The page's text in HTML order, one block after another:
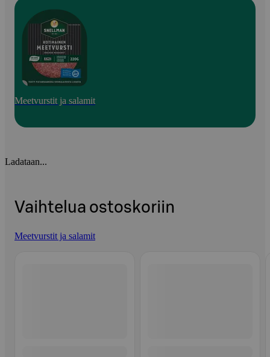
Meetvurstit ja salamit
Ladataan...
Vaihtelua ostoskoriin
Meetvurstit ja salamit